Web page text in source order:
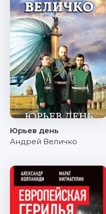
Юрьев день
Андрей Величко